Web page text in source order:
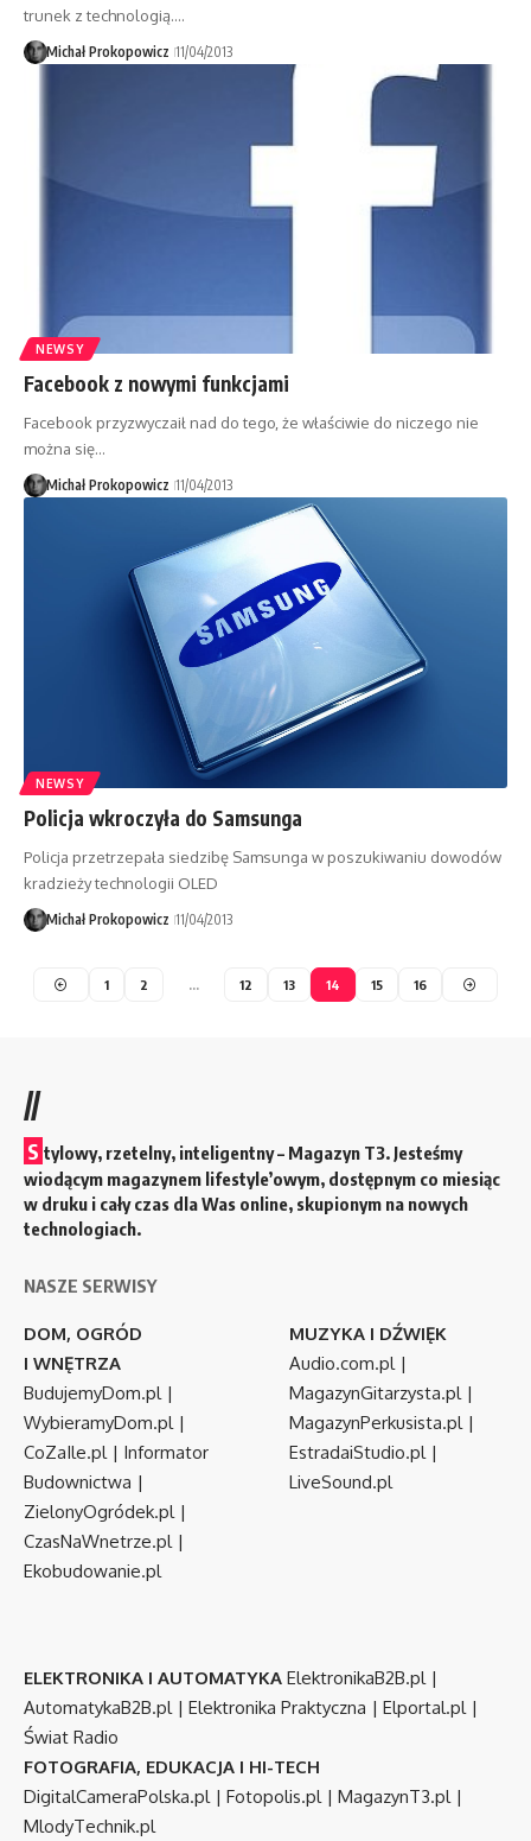
trunek z technologią.…
Michał Prokopowicz 11/04/2013
NEWSY
Facebook z nowymi funkcjami
Facebook przyzwyczaił nad do tego, że właściwie do niczego nie
można się…
Michał Prokopowicz 11/04/2013
NEWSY
Policja wkroczyła do Samsunga
Policja przetrzepała siedzibę Samsunga w poszukiwaniu dowodów
kradzieży technologii OLED
Michał Prokopowicz 11/04/2013
1 2 12 13 14 15 16
//
S tylowy, rzetelny, inteligentny – Magazyn T3. Jesteśmy
wiodącym magazynem lifestyle’owym, dostępnym co miesiąc
w druku i cały czas dla Was online, skupionym na nowych
technologiach.
NASZE SERWISY
DOM, OGRÓD
I WNĘTRZA
BudujemyDom.pl|
WybieramyDom.pl|
CoZaIle.pl| Informator
Budownictwa |
ZielonyOgródek.pl|
CzasNaWnetrze.pl|
Ekobudowanie.pl
MUZYKA I DŹWIĘK
Audio.com.pl|
MagazynGitarzysta.pl|
MagazynPerkusista.pl|
EstradaiStudio.pl|
LiveSound.pl
ELEKTRONIKA I AUTOMATYKA ElektronikaB2B.pl|
AutomatykaB2B.pl| Elektronika Praktyczna | Elportal.pl|
Świat Radio
FOTOGRAFIA, EDUKACJA I HI-TECH
DigitalCameraPolska.pl| Fotopolis.pl| MagazynT3.pl|
MlodyTechnik.pl